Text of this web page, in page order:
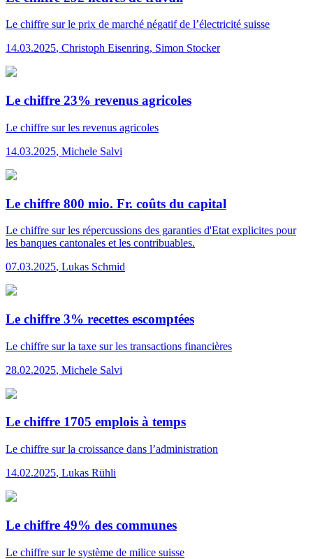
Le chiffre sur le prix de marché négatif de l’électricité suisse
14.03.2025, Christoph Eisenring, Simon Stocker
Le chiffre 23% revenus agricoles
Le chiffre sur les revenus agricoles
14.03.2025, Michele Salvi
Le chiffre 800 mio. Fr. coûts du capital
Le chiffre sur les répercussions des garanties d'Etat explicites pour
les banques cantonales et les contribuables.
07.03.2025, Lukas Schmid
Le chiffre 3% recettes escomptées
Le chiffre sur la taxe sur les transactions financières
28.02.2025, Michele Salvi
Le chiffre 1705 emplois à temps
Le chiffre sur la croissance dans l’administration
14.02.2025, Lukas Rühli
Le chiffre 49% des communes
Le chiffre sur le système de milice suisse